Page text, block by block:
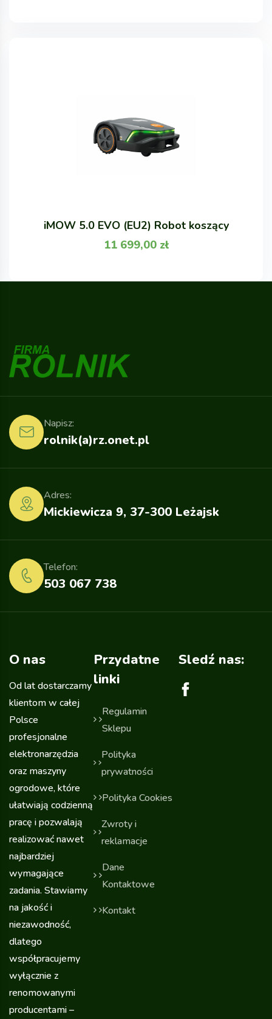
iMOW 5.0 EVO (EU2) Robot koszący
11 699,00 zł
rolnik(a)rz.onet.pl
Napisz:
Mickiewicza 9, 37-300 Leżajsk
Adres:
503 067 738
Telefon:
O nas
Od lat dostarczamy
klientom w całej
Polsce
profesjonalne
elektronarzędzia
oraz maszyny
ogrodowe, które
ułatwiają codzienną
pracę i pozwalają
realizować nawet
najbardziej
wymagające
zadania. Stawiamy
na jakość i
niezawodność,
dlatego
współpracujemy
wyłącznie z
renomowanymi
producentami –
Przydatne
linki
Regulamin
Sklepu
Polityka
prywatności
Polityka Cookies
Zwroty i
reklamacje
Dane
Kontaktowe
Kontakt
Sledź nas: